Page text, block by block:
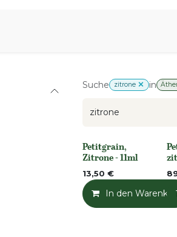
Suche zitrone in
None
Petitgrain,
Zitrone - 11ml
13,50 €
In den